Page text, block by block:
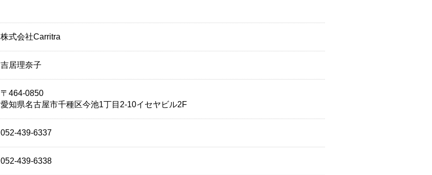
株式会社Carritra
吉居理奈子
〒464-0850
愛知県名古屋市千種区今池1丁目2-10イセヤビル2F
052-439-6337
052-439-6338